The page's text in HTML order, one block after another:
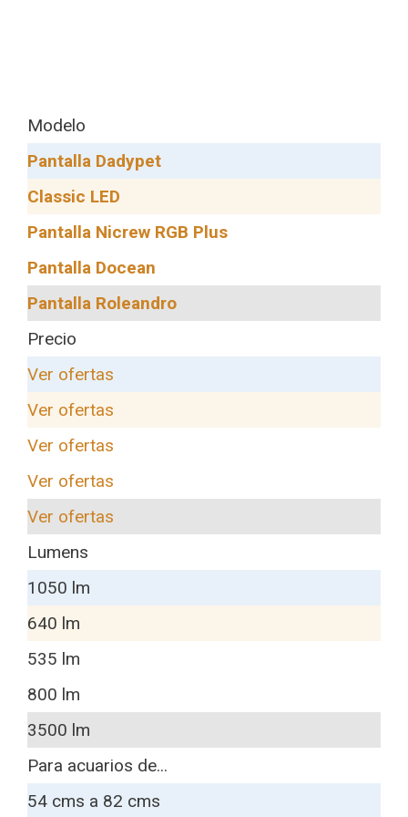
Modelo
Pantalla Dadypet
Classic LED
Pantalla Nicrew RGB Plus
Pantalla Docean
Pantalla Roleandro
Precio
Ver ofertas
Ver ofertas
Ver ofertas
Ver ofertas
Ver ofertas
Lumens
1050 lm
640 lm
535 lm
800 lm
3500 lm
Para acuarios de...
54 cms a 82 cms